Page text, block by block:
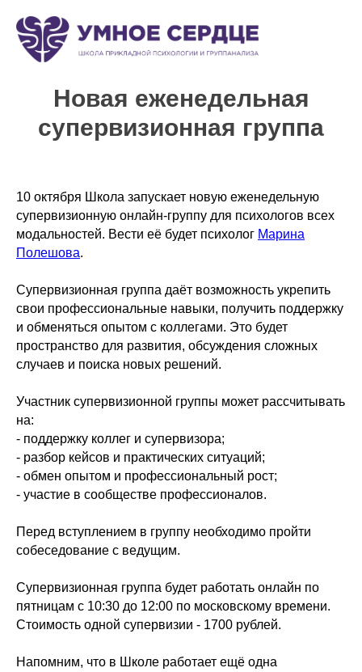
Новая еженедельная
супервизионная группа
10 октября Школа запускает новую еженедельную
супервизионную онлайн-группу для психологов всех
модальностей. Вести её будет психолог Марина
Полешова.
Супервизионная группа даёт возможность укрепить
свои профессиональные навыки, получить поддержку
и обменяться опытом с коллегами. Это будет
пространство для развития, обсуждения сложных
случаев и поиска новых решений.
Участник супервизионной группы может рассчитывать
на:
- поддержку коллег и супервизора;
- разбор кейсов и практических ситуаций;
- обмен опытом и профессиональный рост;
- участие в сообществе профессионалов.
Перед вступлением в группу необходимо пройти
собеседование с ведущим.
Супервизионная группа будет работать онлайн по
пятницам с 10:30 до 12:00 по московскому времени.
Стоимость одной супервизии - 1700 рублей.
Напомним, что в Школе работает ещё одна